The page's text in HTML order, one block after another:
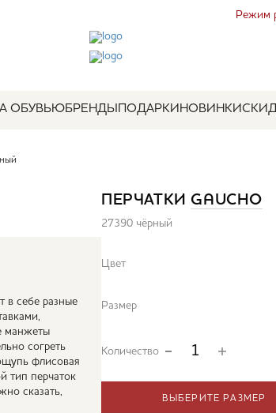
Режим
ОБУВЬЮБРЕНДЫ ПОДАРКИ НОВИНКИ
в себе разные
манжеты
согреть
флисовая
тип перчаток
сказать,
ПЕРЧАТКИGAUCHO
27390 чёрный
Цвет
Размер
Количество
ВЫБЕРИТЕ РАЗМЕР